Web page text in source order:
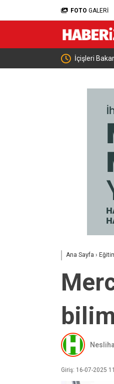
FOTO GALERİ
bu yılın ilk 7 yılında Adalet
Ana Sayfa ›
Giriş: 16-07-2025